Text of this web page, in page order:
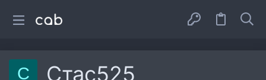
С Стас525